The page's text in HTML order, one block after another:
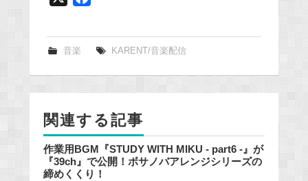
e
k
音楽 KARENT/音楽配信
関連する記事
作業用BGM『STUDY WITH MIKU - part6 -』が
『39ch』で公開！ボサノバアレンジシリーズの
締めくくり！